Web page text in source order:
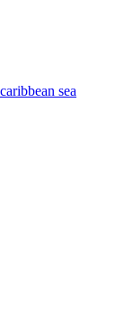
sea